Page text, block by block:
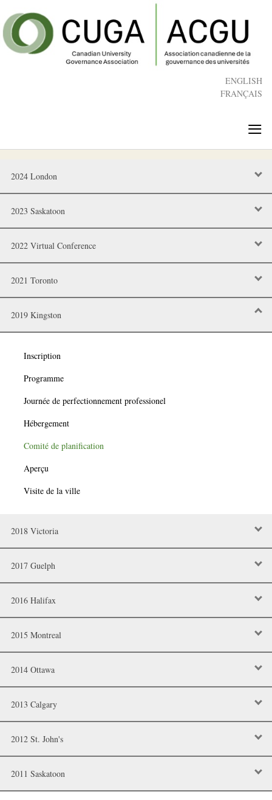
to
main
content
ENGLISH
FRANÇAIS
≡
2024 London
2023 Saskatoon
2022 Virtual Conference
2021 Toronto
2019 Kingston
Inscription
Programme
Journée de perfectionnement professionel
Hébergement
Comité de planification
Aperçu
Visite de la ville
2018 Victoria
2017 Guelph
2016 Halifax
2015 Montreal
2014 Ottawa
2013 Calgary
2012 St. John's
2011 Saskatoon